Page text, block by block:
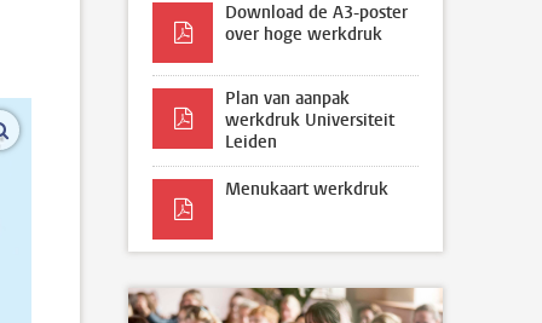
vergroot afbeeldingen
Download de A3-poster
over hoge werkdruk
Plan van aanpak
werkdruk Universiteit
Leiden
Menukaart werkdruk